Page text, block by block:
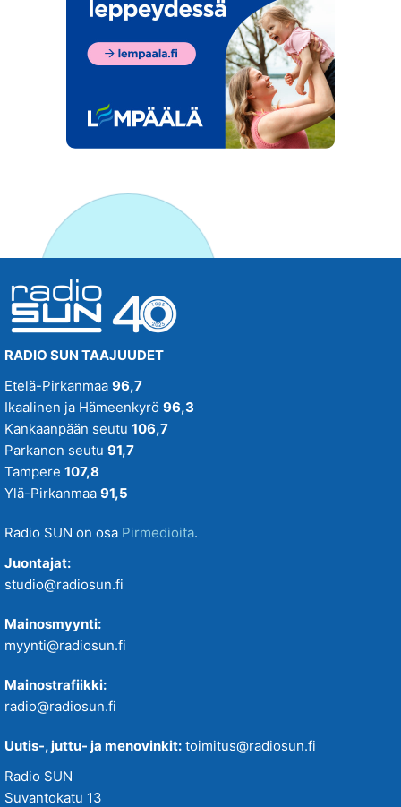
RADIO SUN TAAJUUDET
Etelä-Pirkanmaa 96,7
Ikaalinen ja Hämeenkyrö 96,3
Kankaanpään seutu 106,7
Parkanon seutu 91,7
Tampere 107,8
Ylä-Pirkanmaa 91,5
Radio SUN on osa Pirmedioita.
Juontajat:
studio@radiosun.fi
Mainosmyynti:
myynti@radiosun.fi
Mainostrafiikki:
radio@radiosun.fi
Uutis-, juttu- ja menovinkit: toimitus@radiosun.fi
Radio SUN
Suvantokatu 13